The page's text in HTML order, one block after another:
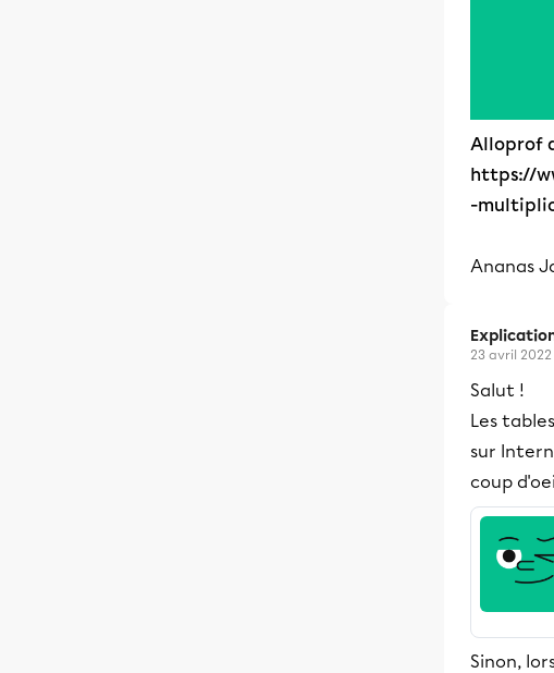
Alloprof
https://
-
Ananas
23 avril 2022
Salut !
Les
sur
coup
Sinon,